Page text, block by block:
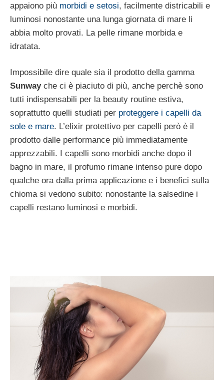
appaiono più morbidi e setosi, facilmente districabili e
luminosi nonostante una lunga giornata di mare li
abbia molto provati. La pelle rimane morbida e
idratata.
Impossibile dire quale sia il prodotto della gamma
Sunwayche ci è piaciuto di più, anche perchè sono
tutti indispensabili per la beauty routine estiva,
soprattutto quelli studiati per proteggere i capelli da
sole e mare. L’elixir protettivo per capelli però è il
prodotto dalle performance più immediatamente
apprezzabili. I capelli sono morbidi anche dopo il
bagno in mare, il profumo rimane intenso pure dopo
qualche ora dalla prima applicazione e i benefici sulla
chioma si vedono subito: nonostante la salsedine i
capelli restano luminosi e morbidi.